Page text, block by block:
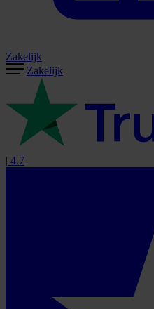
Zakelijk
Zakelijk
| 4.7